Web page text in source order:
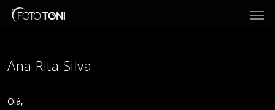
Skip
Ana Rita Silva
Olá,